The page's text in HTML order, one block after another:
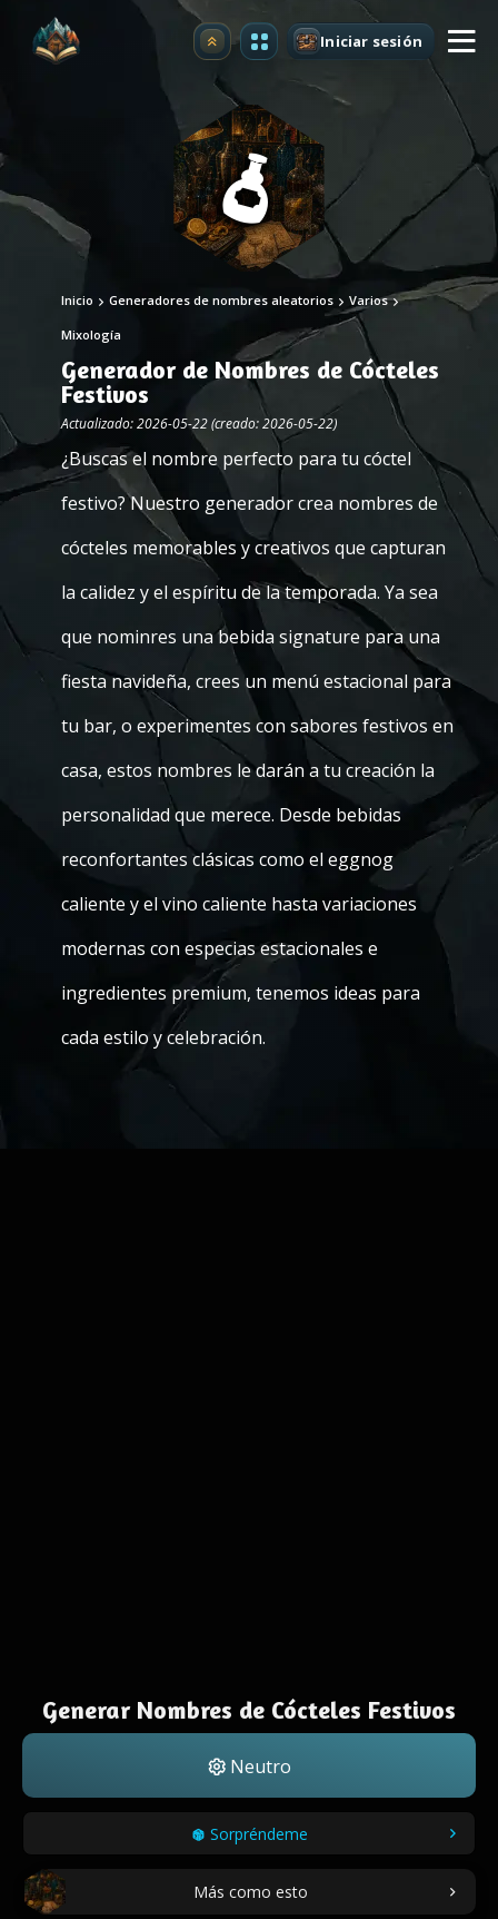
Mejorar Iniciar sesión
Inicio Generadores de nombres aleatorios Varios
Mixología
Generador de Nombres de Cócteles
Festivos
Actualizado: 2026-05-22 (creado: 2026-05-22)
¿Buscas el nombre perfecto para tu cóctel
festivo? Nuestro generador crea nombres de
cócteles memorables y creativos que capturan
la calidez y el espíritu de la temporada. Ya sea
que nominres una bebida signature para una
fiesta navideña, crees un menú estacional para
tu bar, o experimentes con sabores festivos en
casa, estos nombres le darán a tu creación la
personalidad que merece. Desde bebidas
reconfortantes clásicas como el eggnog
caliente y el vino caliente hasta variaciones
modernas con especias estacionales e
ingredientes premium, tenemos ideas para
cada estilo y celebración.
Generar Nombres de Cócteles Festivos
Neutro
Sorpréndeme
Más como esto